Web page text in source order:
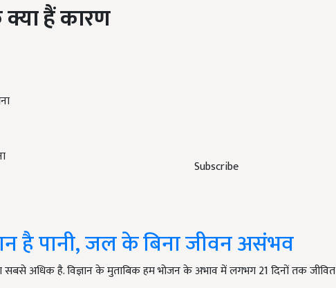
Subscribe
हैं कारण
है पानी, जल के बिना जीवन असंभव
सबसे अधिक है. विज्ञान के मुताबिक हम भोजन के अभाव में लगभग 21 दिनों तक जीवित